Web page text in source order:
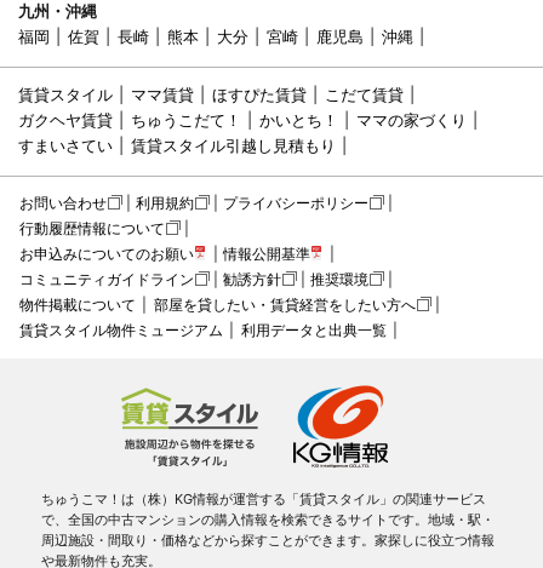
九州・沖縄
福岡
佐賀 長崎 熊本 大分 宮崎 鹿児島 沖縄
賃貸スタイル ママ賃貸 ほすぴた賃貸
こだて賃貸
ガクヘヤ賃貸
ちゅうこだて！ かいとち！
ママの家づくり
すまいさてい
賃貸スタイル引越し見積もり
お問い合わせ 利用規約
プライバシーポリシー
行動履歴情報について
お申込みについてのお願い
情報公開基準
コミュニティガイドライン
勧誘方針
推奨環境
物件掲載について
部屋を貸したい・賃貸経営をしたい方へ
賃貸スタイル物件ミュージアム
利用データと出典一覧
ちゅうこマ！は（株）KG情報が運営する「賃貸スタイル」の関連サービス
で、全国の中古マンションの購入情報を検索できるサイトです。地域・駅・
周辺施設・間取り・価格などから探すことができます。家探しに役立つ情報
や最新物件も充実。